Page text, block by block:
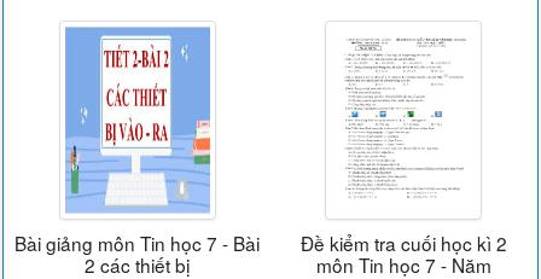
Bài giảng môn Tin học 7 - Bài
2 các thiết bị
Đề kiểm tra cuối học kì 2
môn Tin học 7 - Năm